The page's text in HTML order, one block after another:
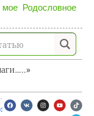
Родословное